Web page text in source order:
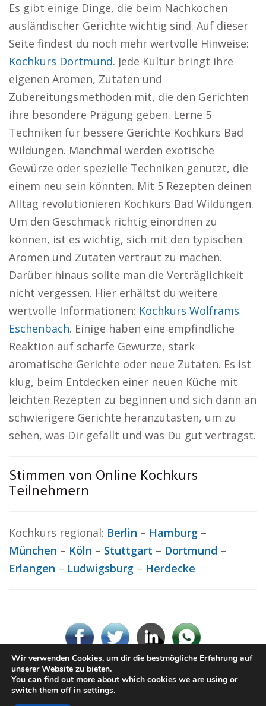
Es gibt einige Dinge, die beim Nachkochen
ausländischer Gerichte wichtig sind. Auf dieser
Seite findest du noch mehr wertvolle Hinweise:
Kochkurs Dortmund. Jede Kultur bringt ihre
eigenen Aromen, Zutaten und
Zubereitungsmethoden mit, die den Gerichten
ihre besondere Prägung geben. Lerne 5
Techniken für bessere Gerichte Kochkurs Bad
Wildungen. Manchmal werden exotische
Gewürze oder spezielle Techniken genutzt, die
einem neu sein könnten. Mit 5 Rezepten deinen
Alltag revolutionieren Kochkurs Bad Wildungen.
Um den Geschmack richtig einordnen zu
können, ist es wichtig, sich mit den typischen
Aromen und Zutaten vertraut zu machen.
Darüber hinaus sollte man die Verträglichkeit
nicht vergessen. Hier erhältst du weitere
wertvolle Informationen: Kochkurs Wolframs
Eschenbach. Einige haben eine empfindliche
Reaktion auf scharfe Gewürze, stark
aromatische Gerichte oder neue Zutaten. Es ist
klug, beim Entdecken einer neuen Küche mit
leichten Rezepten zu beginnen und sich dann an
schwierigere Gerichte heranzutasten, um zu
sehen, was Dir gefällt und was Du gut verträgst.
Stimmen von Online Kochkurs
Teilnehmern
Kochkurs regional: Berlin – Hamburg –
München – Köln – Stuttgart – Dortmund –
Erlangen – Ludwigsburg – Herdecke
© Kochkurs.rocks
Wir verwenden Cookies, um dir die bestmögliche Erfahrung auf
unserer Website zu bieten.
You can find out more about which cookies we are using or
switch them off in settings.